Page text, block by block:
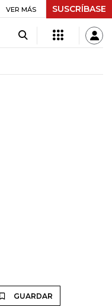
$ 416,96 +$ 0,05 +0,01%
VER MÁS SUSCRÍBASE
GUARDAR